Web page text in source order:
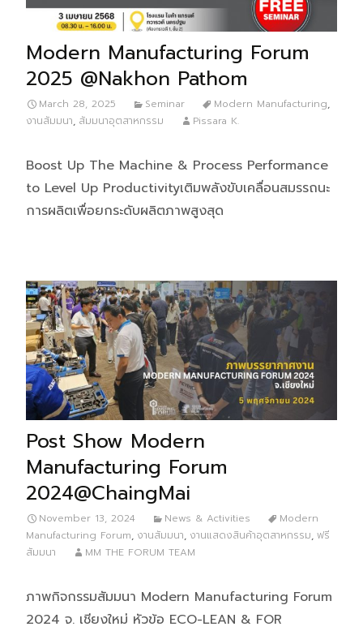
Modern Manufacturing Forum
2025 @Nakhon Pathom
March 28, 2025 Seminar Modern Manufacturing,
งานสัมมนา, สัมมนาอุตสาหกรรม Pissara K.
Boost Up The Machine & Process Performance
to Level Up Productivityเติมพลังขับเคลื่อนสมรรถนะ
การผลิตเพื่อยกระดับผลิตภาพสูงสุด
Post Show Modern
Manufacturing Forum
2024@ChaingMai
November 13, 2024 News & Activities
Modern
Manufacturing Forum, งานสัมมนา, งานแสดงสินค้าอุตสาหกรรม, ฟรี
สัมมนา
MM THE FORUM TEAM
ภาพกิจกรรมสัมมนา Modern Manufacturing Forum
2024 จ. เชียงใหม่ หัวข้อ ECO-LEAN & FOR